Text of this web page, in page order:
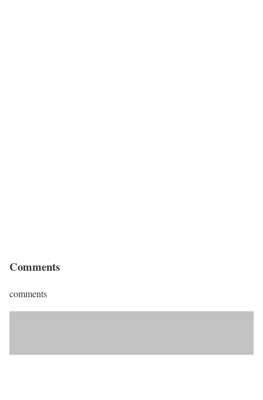
Comments
comments